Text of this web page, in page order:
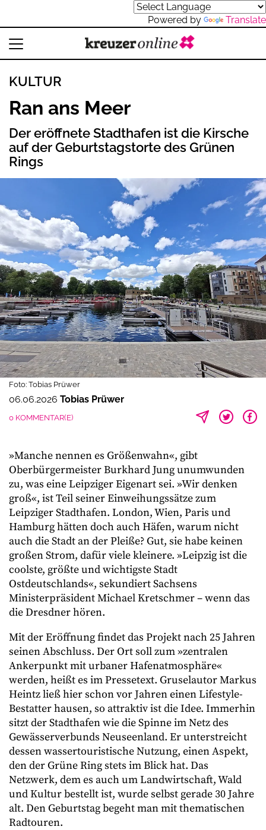
Powered by Translate
KULTUR
Ran ans Meer
Der eröffnete Stadthafen ist die Kirsche
auf der Geburtstagstorte des Grünen
Rings
Foto: Tobias Prüwer
06.06.2026 Tobias Prüwer
0 KOMMENTAR(E)
»Manche nennen es Größenwahn«, gibt
Oberbürgermeister Burkhard Jung unumwunden
zu, was eine Leipziger Eigenart sei. »Wir denken
groß«, ist Teil seiner Einweihungssätze zum
Leipziger Stadthafen. London, Wien, Paris und
Hamburg hätten doch auch Häfen, warum nicht
auch die Stadt an der Pleiße? Gut, sie habe keinen
großen Strom, dafür viele kleinere. »Leipzig ist die
coolste, größte und wichtigste Stadt
Ostdeutschlands«, sekundiert Sachsens
Ministerpräsident Michael Kretschmer – wenn das
die Dresdner hören.
Mit der Eröffnung findet das Projekt nach 25 Jahren
seinen Abschluss. Der Ort soll zum »zentralen
Ankerpunkt mit urbaner Hafenatmosphäre«
werden, heißt es im Pressetext. Gruselautor Markus
Heintz ließ hier schon vor Jahren einen Lifestyle-
Bestatter hausen, so attraktiv ist die Idee. Immerhin
sitzt der Stadthafen wie die Spinne im Netz des
Gewässerverbunds Neuseenland. Er unterstreicht
dessen wassertouristische Nutzung, einen Aspekt,
den der Grüne Ring stets im Blick hat. Das
Netzwerk, dem es auch um Landwirtschaft, Wald
und Kultur bestellt ist, wurde selbst gerade 30 Jahre
alt. Den Geburtstag begeht man mit thematischen
Radtouren.